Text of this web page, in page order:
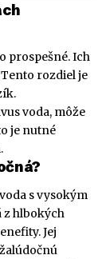
prospešné. Ich
rozdiel je
voda, môže
je nutné
s vysokým
z hlbokých
Jej